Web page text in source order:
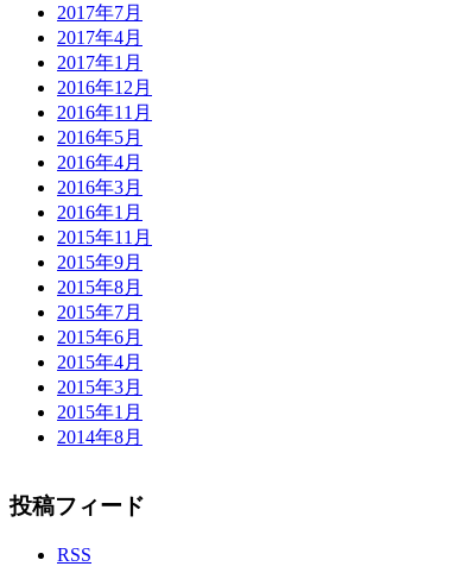
2017年7月
2017年4月
2017年1月
2016年12月
2016年11月
2016年5月
2016年4月
2016年3月
2016年1月
2015年11月
2015年9月
2015年8月
2015年7月
2015年6月
2015年4月
2015年3月
2015年1月
2014年8月
投稿フィード
RSS